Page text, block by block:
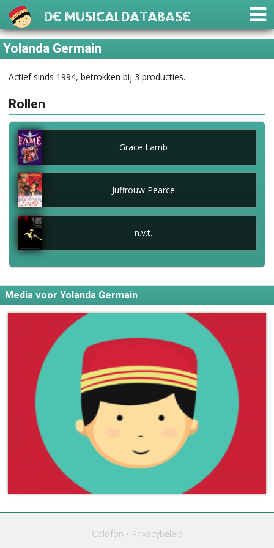
De Musicaldatabase
Yolanda Germain
Actief sinds 1994, betrokken bij 3 producties.
Rollen
Grace Lamb
Juffrouw Pearce
n.v.t.
Media voor Yolanda Germain
Colofon Privacybeleid